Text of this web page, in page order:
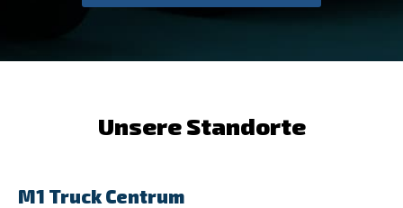
Unsere Standorte
M1 Truck Centrum